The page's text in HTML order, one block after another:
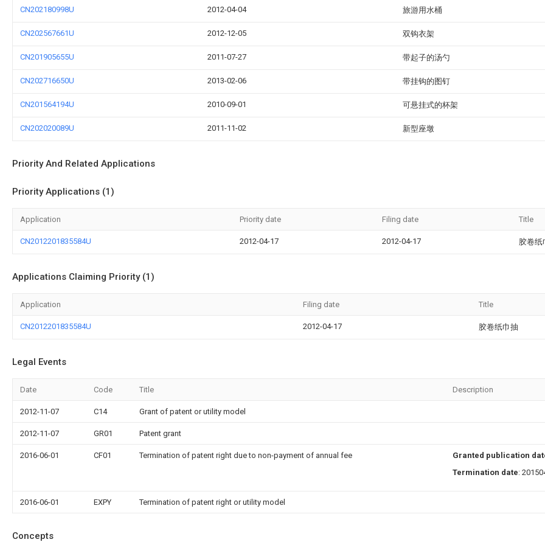
CN202180998U 2012-04-04 旅游用水桶
CN202567661U 2012-12-05 双钩衣架
CN201905655U 2011-07-27 带起子的汤勺
CN202716650U 2013-02-06 带挂钩的图钉
CN201564194U 2010-09-01 可悬挂式的杯架
CN202020089U 2011-11-02 新型座墩
Priority And Related Applications
Priority Applications (1)
Application Priority date Filing date Title
CN2012201835584U 2012-04-17 2012-04-17 胶卷纸
Applications Claiming Priority (1)
Application Filing date Title
CN2012201835584U 2012-04-17 胶卷纸巾抽
Legal Events
Date Code Title Description
2012-11-07 C14 Grant of patent or utility model
2012-11-07 GR01 Patent grant
2016-06-01 CF01 Termination of patent right due to non-payment of annual fee
Granted publication
Termination date:
2016-06-01 EXPY Termination of patent right or utility model
Concepts